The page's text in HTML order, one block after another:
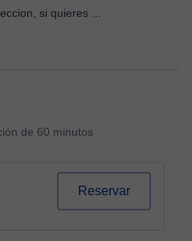
si quieres
de 60 minutos
Reservar